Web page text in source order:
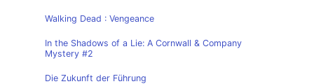
Walking Dead : Vengeance
In the Shadows of a Lie: A Cornwall & Company
Mystery #2
Die Zukunft der Führung